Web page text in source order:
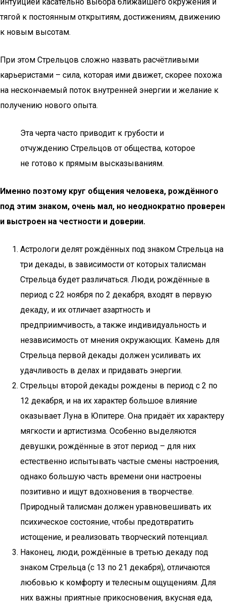
тягой к постоянным открытиям, достижениям, движению
к новым высотам.
При этом Стрельцов сложно назвать расчётливыми
карьеристами – сила, которая ими движет, скорее похожа
на нескончаемый поток внутренней энергии и желание к
получению нового опыта.
Эта черта часто приводит к грубости и
отчуждению Стрельцов от общества, которое
не готово к прямым высказываниям.
Именно поэтому круг общения человека, рождённого
под этим знаком, очень мал, но неоднократно проверен
и выстроен на честности и доверии.
Астрологи делят рождённых под знаком Стрельца на
три декады, в зависимости от которых талисман
Стрельца будет различаться. Люди, рождённые в
период с 22 ноября по 2 декабря, входят в первую
декаду, и их отличает азартность и
предприимчивость, а также индивидуальность и
независимость от мнения окружающих. Камень для
Стрельца первой декады должен усиливать их
удачливость в делах и придавать энергии.
Стрельцы второй декады рождены в период с 2 по
12 декабря, и на их характер большое влияние
оказывает Луна в Юпитере. Она придаёт их характеру
мягкости и артистизма. Особенно выделяются
девушки, рождённые в этот период – для них
естественно испытывать частые смены настроения,
однако большую часть времени они настроены
позитивно и ищут вдохновения в творчестве.
Природный талисман должен уравновешивать их
психическое состояние, чтобы предотвратить
истощение, и реализовать творческий потенциал.
Наконец, люди, рождённые в третью декаду под
знаком Стрельца (с 13 по 21 декабря), отличаются
любовью к комфорту и телесным ощущениям. Для
них важны приятные прикосновения, вкусная еда,